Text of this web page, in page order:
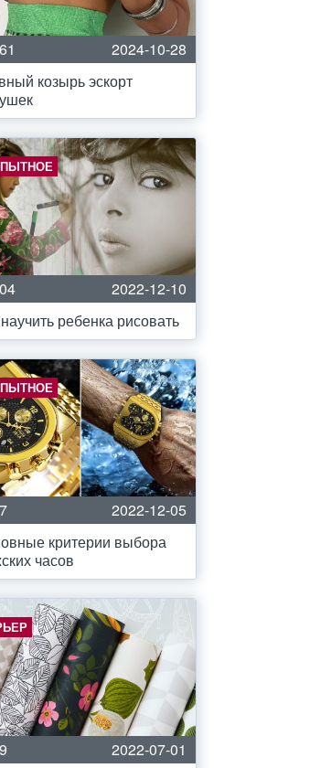
2024-10-28
козырь эскорт
2022-12-10
ребенка рисовать
2022-12-05
критерии выбора
часов
2022-07-01